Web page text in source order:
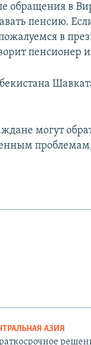
обращения в
пенсию.
в
пенсионер
могут
АЗИЯ